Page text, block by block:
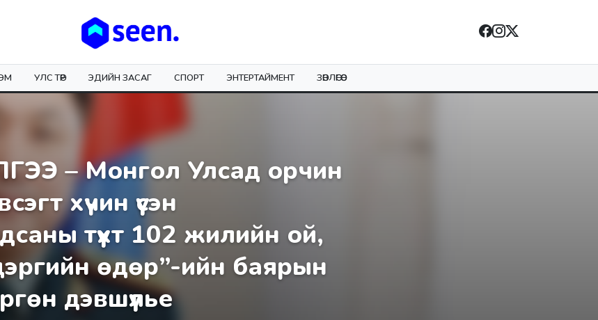
УЛС ТӨР ЭДИЙН ЗАСАГ СПОРТ ЭНТЕРТАЙМЕНТ ЗӨВЛӨГӨӨ
– Монгол Улсад орчин
хүчин үүсэн
түүхт 102 жилийн ой,
өдөр”-ийн баярын
дэвшүүлье